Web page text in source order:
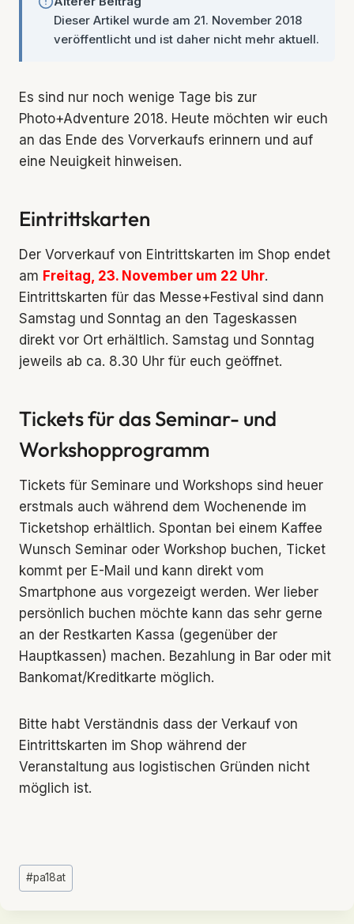
Dieser Artikel wurde am 21. November 2018
veröffentlicht und ist daher nicht mehr aktuell.
Es sind nur noch wenige Tage bis zur
Photo+Adventure 2018. Heute möchten wir euch
an das Ende des Vorverkaufs erinnern und auf
eine Neuigkeit hinweisen.
Eintrittskarten
Der Vorverkauf von Eintrittskarten im Shop endet
am Freitag, 23. November um 22 Uhr.
Eintrittskarten für das Messe+Festival sind dann
Samstag und Sonntag an den Tageskassen
direkt vor Ort erhältlich. Samstag und Sonntag
jeweils ab ca. 8.30 Uhr für euch geöffnet.
Tickets für das Seminar- und
Workshopprogramm
Tickets für Seminare und Workshops sind heuer
erstmals auch während dem Wochenende im
Ticketshop erhältlich. Spontan bei einem Kaffee
Wunsch Seminar oder Workshop buchen, Ticket
kommt per E-Mail und kann direkt vom
Smartphone aus vorgezeigt werden. Wer lieber
persönlich buchen möchte kann das sehr gerne
an der Restkarten Kassa (gegenüber der
Hauptkassen) machen. Bezahlung in Bar oder mit
Bankomat/Kreditkarte möglich.
Bitte habt Verständnis dass der Verkauf von
Eintrittskarten im Shop während der
Veranstaltung aus logistischen Gründen nicht
möglich ist.
Schlagworte:
#pa18at